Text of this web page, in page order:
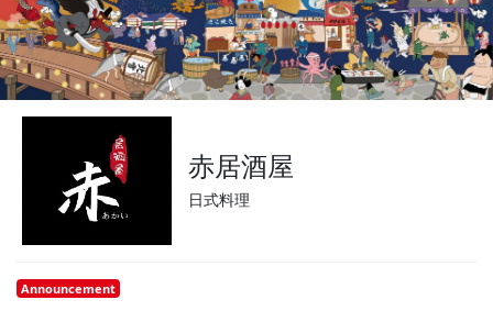
赤居酒屋
日式料理
Announcement